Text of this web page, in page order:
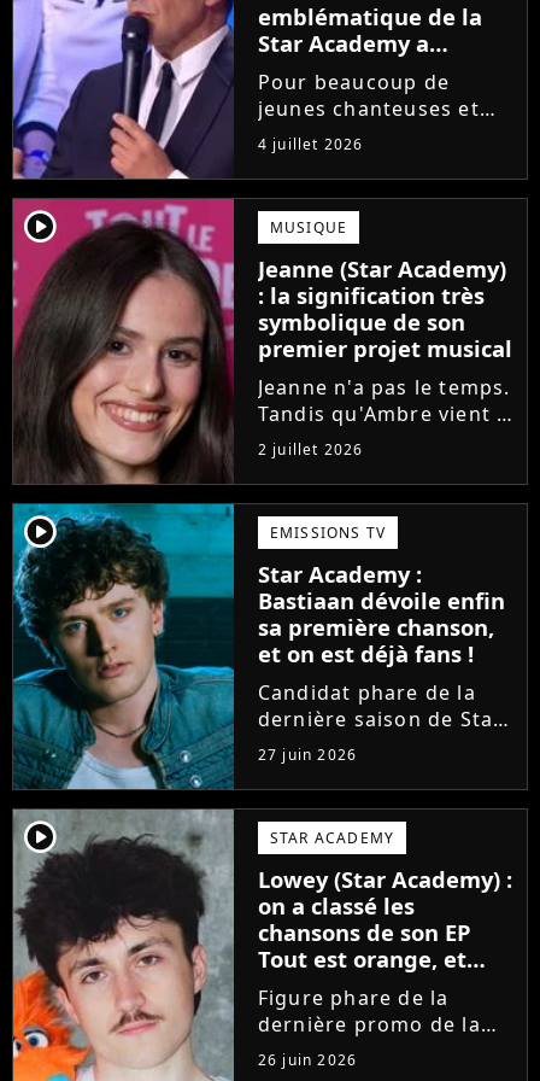
emblématique de la
Star Academy a
souffert après
l'émission, "J'étais
traitée de potiche"
Pour beaucoup de
jeunes chanteuses et
chanteurs, la Star
Academy est un rêve.
Mais comme l'a rappelé
une ancienne gagnante,
l'émission de TF1 n'est
pas toujours simple à
vivre.
4 juillet 2026
player2 MUSIQUE
Jeanne (Star Academy)
: la signification très
symbolique de son
premier projet musical
Jeanne n'a pas le temps.
Tandis qu'Ambre vient à
peine de dévoiler son
premier single, l'ex-
candidate de la Star
Academy s'apprête à
sortir un troisième titre
(Les règles) et vient...
2 juillet 2026
player2 EMISSIONS TV
Star Academy :
Bastiaan dévoile enfin
sa première chanson,
et on est déjà fans !
Candidat phare de la
dernière saison de Star
Academy, Bastiaan fait
enfin les présentations
en musique. Découvrez
son premier single
Château, très Troye
Sivan dans l'esprit, et
son...
27 juin 2026
player2 STAR ACADEMY
Lowey (Star Academy) :
on a classé les
chansons de son EP
Tout est orange, et
voici la meilleure !
Figure phare de la
dernière promo de la
Star Academy, Léo se
26 juin 2026